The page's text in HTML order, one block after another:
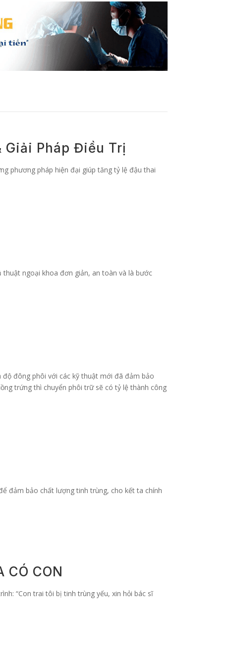
Giải Pháp Điều Trị
phương pháp hiện đại giúp tăng tỷ lệ đậu thai
thuật ngoại khoa đơn giản, an toàn và là bước
đông phôi với các kỹ thuật mới đã đảm bảo
trứng thì chuyển phôi trữ sẽ có tỷ lệ thành công
đảm bảo chất lượng tinh trùng, cho kết ta chính
CÓ CON
“Con trai tôi bị tinh trùng yếu, xin hỏi bác sĩ